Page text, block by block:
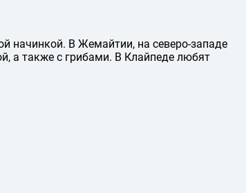
начинкой. В Жемайтии, на северо-западе
а также с грибами. В Клайпеде любят